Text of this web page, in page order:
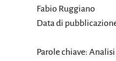
Fabio Ruggiano
Data di
Parole chiave: